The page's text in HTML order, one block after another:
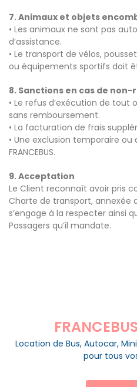
7. Animaux et objets
• Les animaux ne sont pas
d’assistance.
• Le transport de vélos,
ou équipements sportifs doit
8. Sanctions en cas de
• Le refus d’exécution de tout
sans remboursement.
• La facturation de frais
• Une exclusion temporaire
FRANCEBUS.
9. Acceptation
Le Client reconnaît avoir pris
Charte de transport, annexée
s’engage à la respecter ainsi
Passagers qu’il mandate.
Location de Bus, Autocar,
pour tous